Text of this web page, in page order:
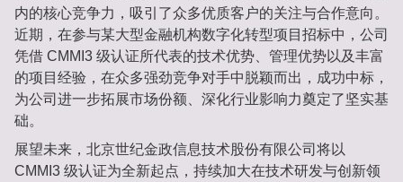
内的核心竞争力，吸引了众多优质客户的关注与合作意向。
近期，在参与某大型金融机构数字化转型项目招标中，公司
凭借 CMMI3 级认证所代表的技术优势、管理优势以及丰富
的项目经验，在众多强劲竞争对手中脱颖而出，成功中标，
为公司进一步拓展市场份额、深化行业影响力奠定了坚实基
础。
展望未来，北京世纪金政信息技术股份有限公司将以
CMMI3 级认证为全新起点，持续加大在技术研发与创新领